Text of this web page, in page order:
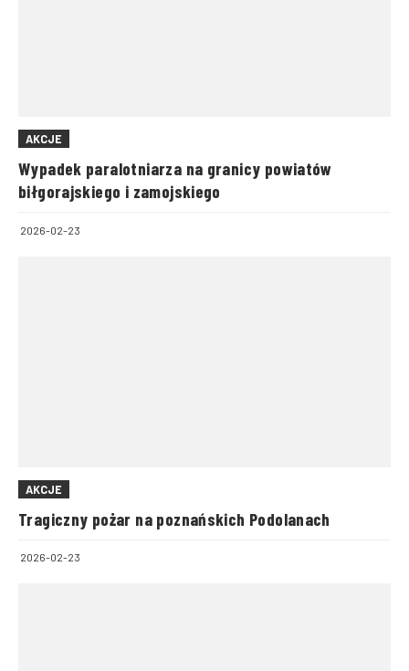
AKCJE
Wypadek paralotniarza na granicy powiatów
biłgorajskiego i zamojskiego
2026-02-23
AKCJE
Tragiczny pożar na poznańskich Podolanach
2026-02-23